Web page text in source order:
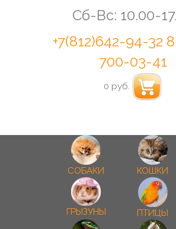
Сб-Вс: 10.00-
+7(812)642-94-32
700-03-41
0 руб.
СОБАКИ КОШКИ
ГРЫЗУНЫ ПТИЦЫ